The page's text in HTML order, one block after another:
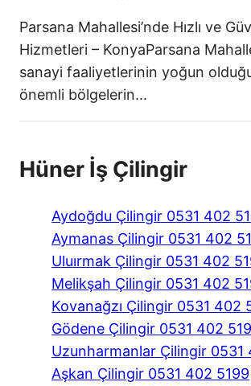
Parsana Mahallesi’nde Hızlı ve
Hizmetleri – KonyaParsana
sanayi faaliyetlerinin yoğun
önemli bölgelerin...
Hüner İş Çilingir
Aydoğdu Çilingir 0531 402
Aymanas Çilingir 0531 402
Uluırmak Çilingir 0531 402
Melikşah Çilingir 0531 402
Kovanağzı Çilingir 0531 402
Gödene Çilingir 0531 402
Uzunharmanlar Çilingir 0531
Aşkan Çilingir 0531 402 5199